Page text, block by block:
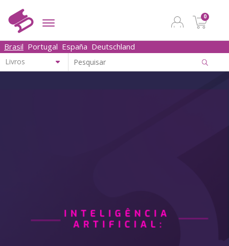
0
Brasil Portugal España Deutschland